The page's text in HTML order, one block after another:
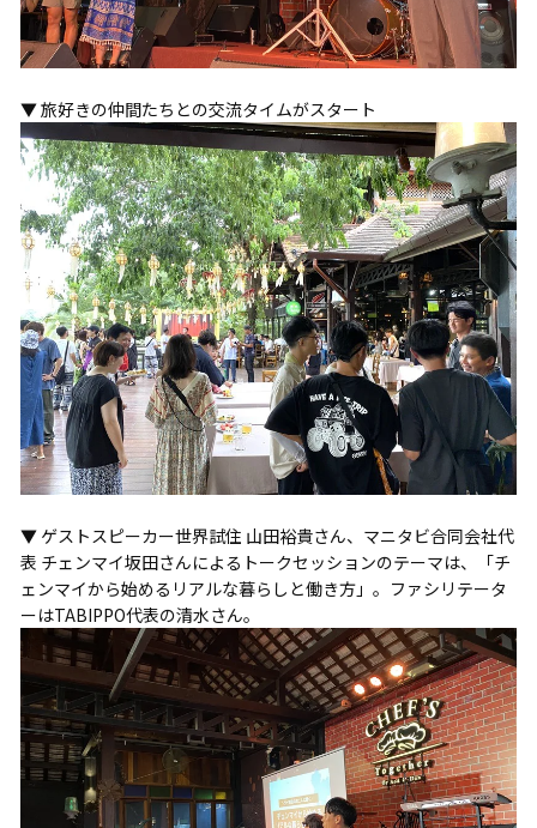
▼ 旅好きの仲間たちとの交流タイムがスタート
▼ ゲストスピーカー世界試住 山田裕貴さん、マニタビ合同会社代
表 チェンマイ坂田さんによるトークセッションのテーマは、「チ
ェンマイから始めるリアルな暮らしと働き方」。ファシリテータ
ーはTABIPPO代表の清水さん。